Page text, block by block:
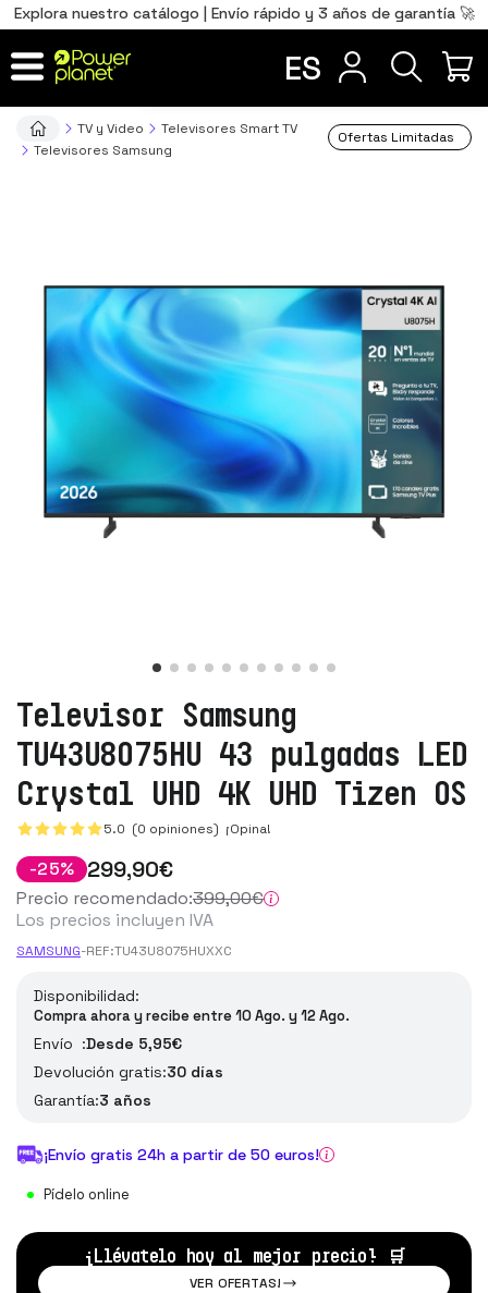
Explora nuestro catálogo | Envío rápido y 3 años de garantía 🚀
ES
TV y Video
Televisores Smart TV
Televisores Samsung
Ofertas Limitadas
Televisor Samsung
TU43U8075HU 43 pulgadas LED
Crystal UHD 4K UHD Tizen OS
5.0 (0 opiniones) ¡Opina!
-25% 299,90€
Precio recomendado:399,00€
Los precios incluyen IVA
SAMSUNG-REF:TU43U8075HUXXC
Disponibilidad:
Compra ahora y recibe entre 10 Ago. y 12 Ago.
Envío :Desde 5,95€
Devolución gratis:30 días
Garantía:3 años
¡Envío gratis 24h a partir de 50 euros!
Pídelo online
¡Llévatelo hoy al mejor precio! 🛒
VER OFERTAS!
Total 0,00€
IR AL CARRITO
Português
PT
FR